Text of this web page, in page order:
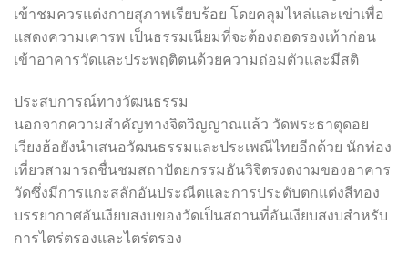
เข้าชมควรแต่งกายสุภาพเรียบร้อย โดยคลุมไหล่และเข่าเพื่อ
แสดงความเคารพ เป็นธรรมเนียมที่จะต้องถอดรองเท้าก่อน
เข้าอาคารวัดและประพฤติตนด้วยความถ่อมตัวและมีสติ
ประสบการณ์ทางวัฒนธรรม
นอกจากความสำคัญทางจิตวิญญาณแล้ว วัดพระธาตุดอย
เวียงฮ้อยังนำเสนอวัฒนธรรมและประเพณีไทยอีกด้วย นักท่อง
เที่ยวสามารถชื่นชมสถาปัตยกรรมอันวิจิตรงดงามของอาคาร
วัดซึ่งมีการแกะสลักอันประณีตและการประดับตกแต่งสีทอง
บรรยากาศอันเงียบสงบของวัดเป็นสถานที่อันเงียบสงบสำหรับ
การไตร่ตรองและไตร่ตรอง